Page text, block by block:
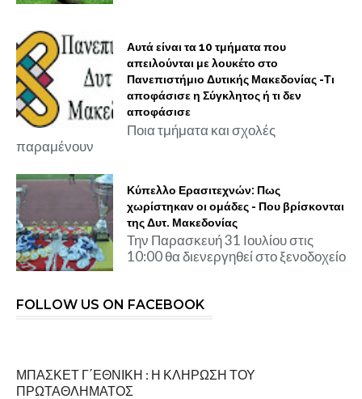
Αυτά είναι τα 10 τμήματα που
απειλούνται με λουκέτο στο
Πανεπιστήμιο Δυτικής Μακεδονίας -Τι
αποφάσισε η Σύγκλητος ή τι δεν
αποφάσισε
Ποια τμήματα και σχολές
παραμένουν
Κύπελλο Ερασιτεχνών: Πως
χωρίστηκαν οι ομάδες - Που βρίσκονται
της Δυτ. Μακεδονίας
Την Παρασκευή 31 Ιουλίου στις
10:00 θα διενεργηθεί στο ξενοδοχείο
FOLLOW US ON FACEBOOK
ΜΠΑΣΚΕΤ Γ΄ΕΘΝΙΚΗ : Η ΚΛΗΡΩΣΗ ΤΟΥ
ΠΡΩΤΑΘΛΗΜΑΤΟΣ